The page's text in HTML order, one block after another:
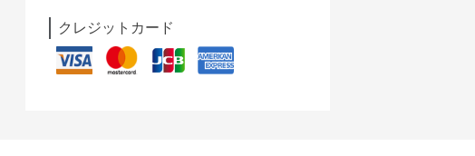
クレジットカード